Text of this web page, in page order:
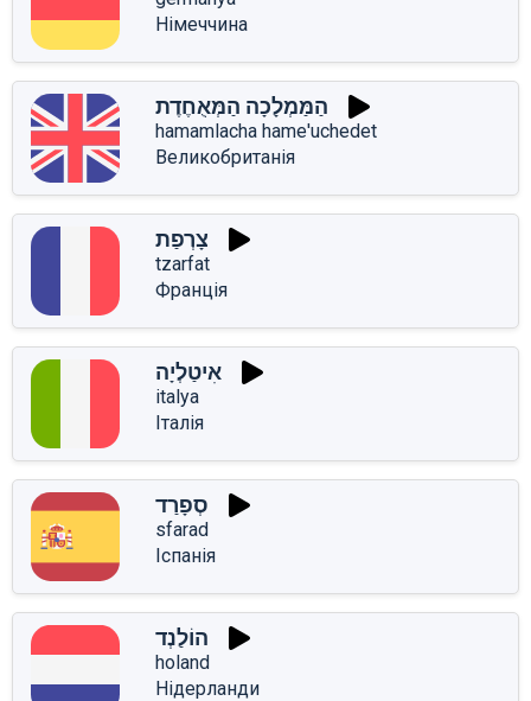
Німеччина
הַמַּמְלָכָה הַמְּאֻחֶדֶת
hamamlacha hame'uchedet
Великобританія
צָרְפַת
tzarfat
Франція
אִיטַלְיָה
italya
Італія
סְפָרַד
sfarad
Іспанія
הוֹלַנְד
holand
Нідерланди